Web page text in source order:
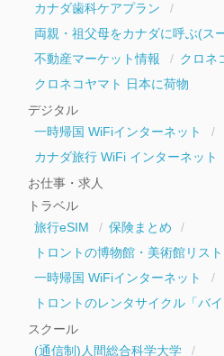
カナダ歯科ケアプラン
両親・祖父母をカナダに呼ぶ(ス
不動産マーケット情報
クロネ
クロネコヤマト 日本に荷物
デジタル
一時帰国 WiFiインターネット
カナダ旅行 WiFi インターネット
お仕事・求人
トラベル
旅行eSIM
保険まとめ
トロントの博物館・美術館リスト
一時帰国 WiFiインターネット
トロントのレンタサイクル「バ
スクール
(通信制)人間総合科学大学